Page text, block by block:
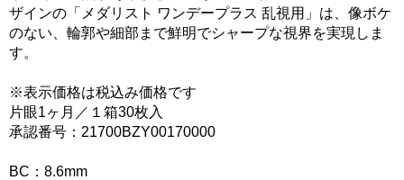
ザインの「メダリスト ワンデープラス 乱視用」は、像ボケ
のない、輪郭や細部まで鮮明でシャープな視界を実現しま
す。
※表示価格は税込み価格です
片眼1ヶ月／１箱30枚入
承認番号：21700BZY00170000
BC：8.6mm